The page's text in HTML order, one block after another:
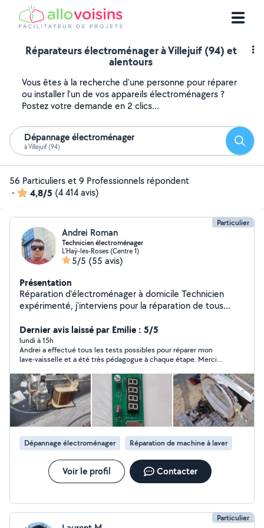
Réparateurs électroménager à Villejuif (94) et
alentours
Vous êtes à la recherche d'une personne pour réparer
ou installer l'un de vos appareils électroménagers ?
Postez votre demande en 2 clics...
Dépannage électroménager
à Villejuif (94)
56 Particuliers et 9 Professionnels répondent
-
4,8/5 (4 414 avis)
Particulier
Andrei Roman
Technicien électroménager
L'Haÿ-les-Roses (Centre 1)
5/5 (55 avis)
Présentation
Réparation d'électroménager à domicile Technicien
expérimenté, j'interviens pour la réparation de tous
Réfrigérateur / congélateur Plaque de cuisson, four,
gazinière........ Tout autre appareil électroménager
Intervention rapide, diagnostic fiable et prix honnêtes.
Pour toute panne, appelez moi ou envoyez un message !
Dernier avis laissé par Emilie : 5/5
lundi à 15h
Andrei a effectué tous les tests possibles pour réparer mon
lave-vaisselle et a été très pédagogue à chaque étape. Merci
Dépannage électroménager Réparation de machine à laver
Voir le profil Contacter
Particulier